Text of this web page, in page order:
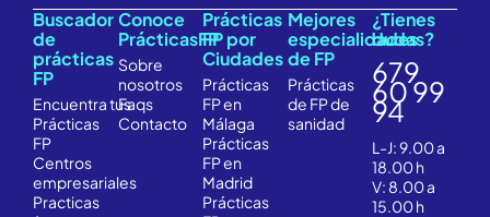
Buscador
de
prácticas
FP
Encuentratus
Prácticas
FP
Centros
empresariales
Practicas
Conoce
PrácticasFP
Sobre
nosotros
Faqs
Contacto
Prácticas
FP por
Ciudades
Prácticas
FP en
Málaga
Prácticas
FP en
Madrid
Prácticas
Mejores
especialidades
de FP
Prácticas
de FP de
sanidad
¿Tienes
dudas?
679
60 99
94
L-J: 9.00 a
18.00 h
V: 8.00 a
15.00 h